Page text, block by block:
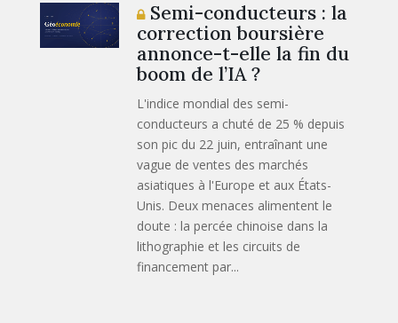
Semi-conducteurs : la
correction boursière
annonce-t-elle la fin du
boom de l’IA ?
L'indice mondial des semi-
conducteurs a chuté de 25 % depuis
son pic du 22 juin, entraînant une
vague de ventes des marchés
asiatiques à l'Europe et aux États-
Unis. Deux menaces alimentent le
doute : la percée chinoise dans la
lithographie et les circuits de
financement par...